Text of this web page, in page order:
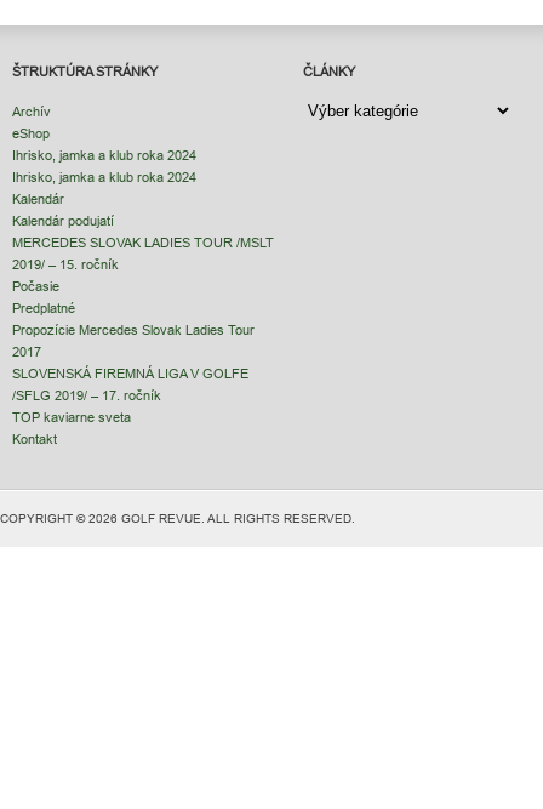
ŠTRUKTÚRA STRÁNKY
Archív
eShop
Ihrisko, jamka a klub roka 2024
Ihrisko, jamka a klub roka 2024
Kalendár
Kalendár podujatí
MERCEDES SLOVAK LADIES TOUR /MSLT
2019/ – 15. ročník
Počasie
Predplatné
Propozície Mercedes Slovak Ladies Tour
2017
SLOVENSKÁ FIREMNÁ LIGA V GOLFE
/SFLG 2019/ – 17. ročník
TOP kaviarne sveta
Kontakt
ČLÁNKY
ČLÁNKY
COPYRIGHT © 2026 GOLF REVUE. ALL RIGHTS RESERVED.